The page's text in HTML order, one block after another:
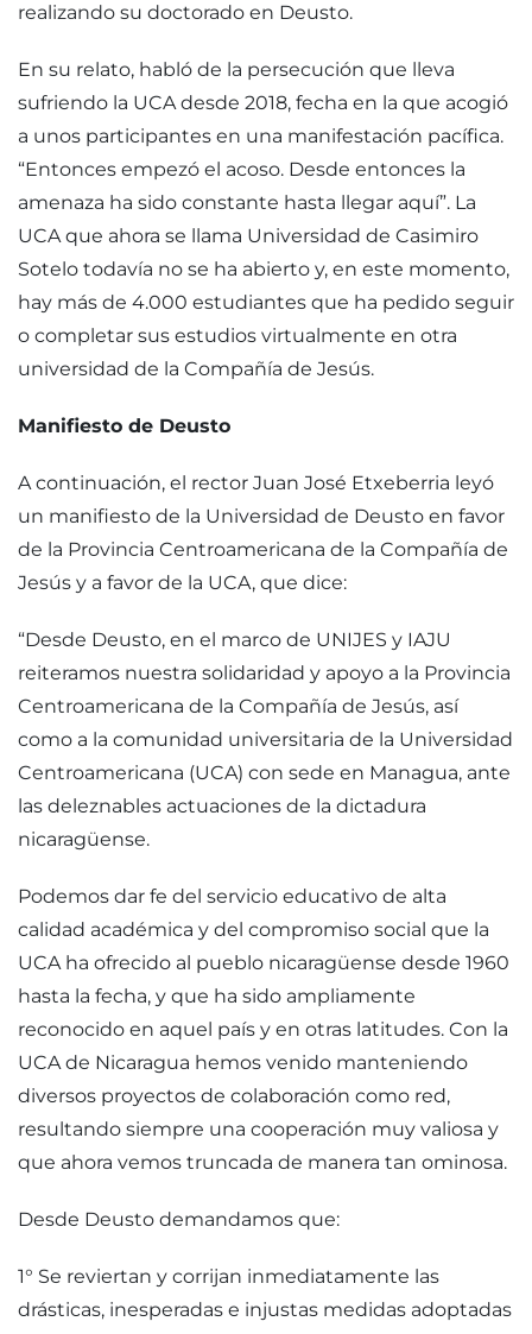
realizando su doctorado en Deusto.
En su relato, habló de la persecución que lleva
sufriendo la UCA desde 2018, fecha en la que acogió
a unos participantes en una manifestación pacífica.
“Entonces empezó el acoso. Desde entonces la
amenaza ha sido constante hasta llegar aquí”. La
UCA que ahora se llama Universidad de Casimiro
Sotelo todavía no se ha abierto y, en este momento,
hay más de 4.000 estudiantes que ha pedido seguir
o completar sus estudios virtualmente en otra
universidad de la Compañía de Jesús.
Manifiesto de Deusto
A continuación, el rector Juan José Etxeberria leyó
un manifiesto de la Universidad de Deusto en favor
de la Provincia Centroamericana de la Compañía de
Jesús y a favor de la UCA, que dice:
“Desde Deusto, en el marco de UNIJES y IAJU
reiteramos nuestra solidaridad y apoyo a la Provincia
Centroamericana de la Compañía de Jesús, así
como a la comunidad universitaria de la Universidad
Centroamericana (UCA) con sede en Managua, ante
las deleznables actuaciones de la dictadura
nicaragüense.
Podemos dar fe del servicio educativo de alta
calidad académica y del compromiso social que la
UCA ha ofrecido al pueblo nicaragüense desde 1960
hasta la fecha, y que ha sido ampliamente
reconocido en aquel país y en otras latitudes. Con la
UCA de Nicaragua hemos venido manteniendo
diversos proyectos de colaboración como red,
resultando siempre una cooperación muy valiosa y
que ahora vemos truncada de manera tan ominosa.
Desde Deusto demandamos que:
1° Se reviertan y corrijan inmediatamente las
drásticas, inesperadas e injustas medidas adoptadas